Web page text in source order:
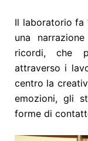
Il laboratorio fa
una
ricordi, che
attraverso i
centro la
emozioni, gli
forme di